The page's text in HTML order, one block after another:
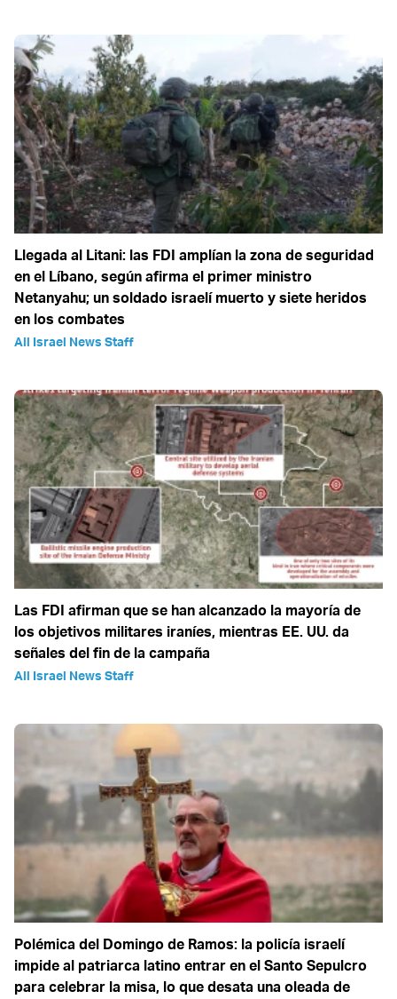
Llegada al Litani: las FDI amplían la zona de seguridad
en el Líbano, según afirma el primer ministro
Netanyahu; un soldado israelí muerto y siete heridos
en los combates
All Israel News Staff
Las FDI afirman que se han alcanzado la mayoría de
los objetivos militares iraníes, mientras EE. UU. da
señales del fin de la campaña
All Israel News Staff
Polémica del Domingo de Ramos: la policía israelí
impide al patriarca latino entrar en el Santo Sepulcro
para celebrar la misa, lo que desata una oleada de